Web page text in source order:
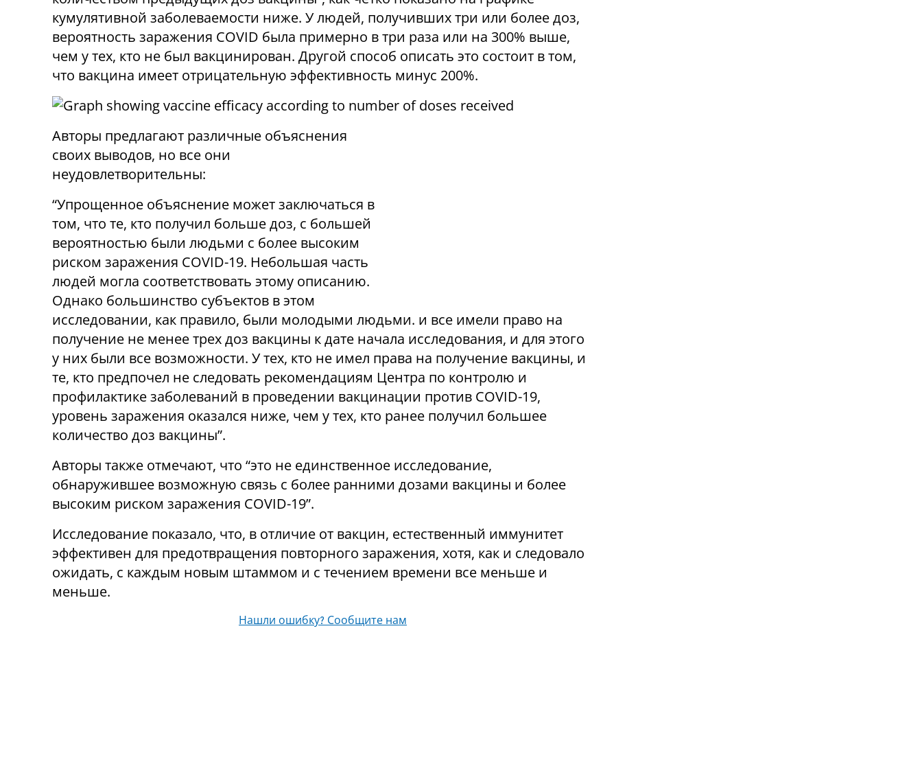
кумулятивной заболеваемости ниже. У людей, получивших три или более доз,
вероятность заражения COVID была примерно в три раза или на 300% выше,
чем у тех, кто не был вакцинирован. Другой способ описать это состоит в том,
что вакцина имеет отрицательную эффективность минус 200%.
Авторы предлагают различные объяснения
своих выводов, но все они
неудовлетворительны:
“Упрощенное объяснение может заключаться в
том, что те, кто получил больше доз, с большей
вероятностью были людьми с более высоким
риском заражения COVID-19. Небольшая часть
людей могла соответствовать этому описанию.
Однако большинство субъектов в этом
исследовании, как правило, были молодыми людьми. и все имели право на
получение не менее трех доз вакцины к дате начала исследования, и для этого
у них были все возможности. У тех, кто не имел права на получение вакцины, и
те, кто предпочел не следовать рекомендациям Центра по контролю и
профилактике заболеваний в проведении вакцинации против COVID-19,
уровень заражения оказался ниже, чем у тех, кто ранее получил большее
количество доз вакцины”.
Авторы также отмечают, что “это не единственное исследование,
обнаружившее возможную связь с более ранними дозами вакцины и более
высоким риском заражения COVID-19”.
Исследование показало, что, в отличие от вакцин, естественный иммунитет
эффективен для предотвращения повторного заражения, хотя, как и следовало
ожидать, с каждым новым штаммом и с течением времени все меньше и
меньше.
Нашли ошибку? Сообщите нам